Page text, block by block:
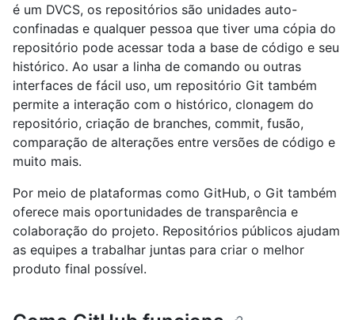
é um DVCS, os repositórios são unidades auto-
confinadas e qualquer pessoa que tiver uma cópia do
repositório pode acessar toda a base de código e seu
histórico. Ao usar a linha de comando ou outras
interfaces de fácil uso, um repositório Git também
permite a interação com o histórico, clonagem do
repositório, criação de branches, commit, fusão,
comparação de alterações entre versões de código e
muito mais.
Por meio de plataformas como GitHub, o Git também
oferece mais oportunidades de transparência e
colaboração do projeto. Repositórios públicos ajudam
as equipes a trabalhar juntas para criar o melhor
produto final possível.